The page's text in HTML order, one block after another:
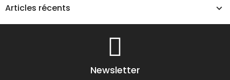
Articles récents
Newsletter